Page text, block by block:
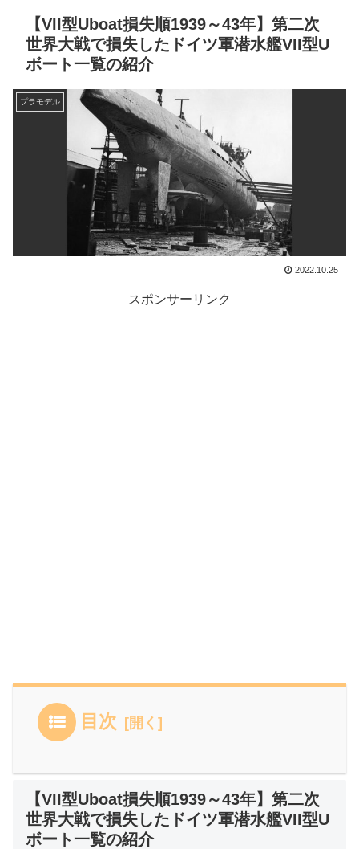
【VII型Uboat損失順1939～43年】第二次
世界大戦で損失したドイツ軍潜水艦VII型U
ボート一覧の紹介
プラモデル
2022.10.25
スポンサーリンク
目次
【VII型Uboat損失順1939～43年】第二次
世界大戦で損失したドイツ軍潜水艦VII型U
ボート一覧の紹介